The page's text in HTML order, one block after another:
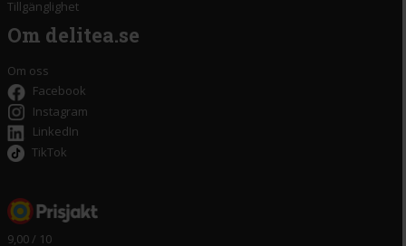
Tillgänglighet
Om delitea.se
Om oss
Facebook
Instagram
LinkedIn
TikTok
9,00 / 10